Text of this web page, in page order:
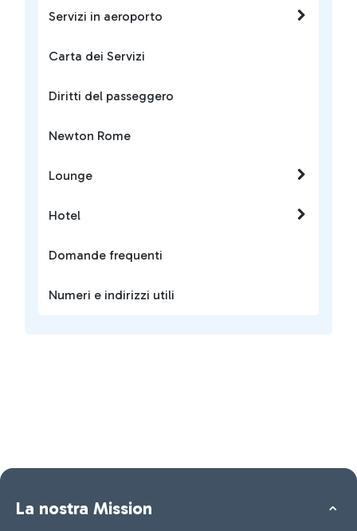
Servizi in aeroporto
Carta dei Servizi
Diritti del passeggero
Newton Rome
Lounge
Hotel
Domande frequenti
Numeri e indirizzi utili
La nostra Mission